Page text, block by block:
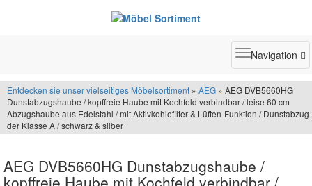
Toggle
Navigation
Entdecken sie unser vielseitiges Möbelsortiment » AEG » AEG DVB5660HG
Dunstabzugshaube / kopffreie Haube mit Kochfeld verbindbar / leise 60 cm
Abzugshaube aus Edelstahl / mit Aktivkohlefilter & Lüften-Funktion / Dunstabzug
der Klasse A / schwarz & silber
AEG DVB5660HG Dunstabzugshaube /
kopffreie Haube mit Kochfeld verbindbar /